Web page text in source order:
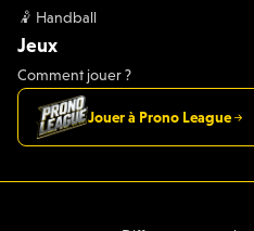
🤾 Handball
Jeux
Comment jouer ?
Jouer à Prono League